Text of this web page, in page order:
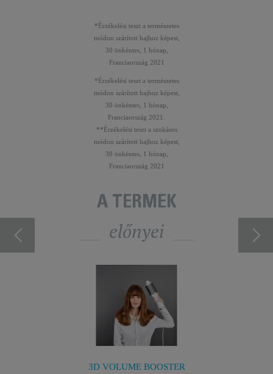
*Érzékelési teszt a természetes
módon szárított hajhoz képest,
30 önkéntes, 1 hónap,
Franciaország 2021
*Érzékelési teszt a természetes
módon szárított hajhoz képest,
30 önkéntes, 1 hónap,
Franciaország 2021.
**Érzékelési teszt a szokásos
módon szárított hajhoz képest,
30 önkéntes, 1 hónap,
Franciaország 2021
A TERMÉK
előnyei
3D VOLUME BOOSTER